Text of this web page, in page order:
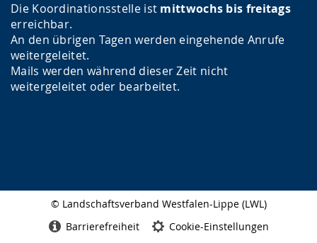
Die Koordinationsstelle ist mittwochs bis freitags
erreichbar.
An den übrigen Tagen werden eingehende Anrufe
weitergeleitet.
Mails werden während dieser Zeit nicht
weitergeleitet oder bearbeitet.
© Landschaftsverband Westfalen-Lippe (LWL)
Barrierefreiheit Cookie-Einstellungen